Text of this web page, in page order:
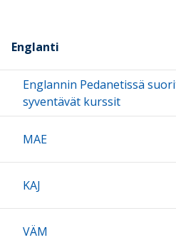
Englanti
Englannin Pedanetissä
syventävät kurssit
MAE
KAJ
VÄM